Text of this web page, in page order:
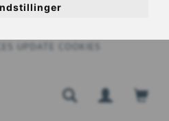
UPDATE COOKIES